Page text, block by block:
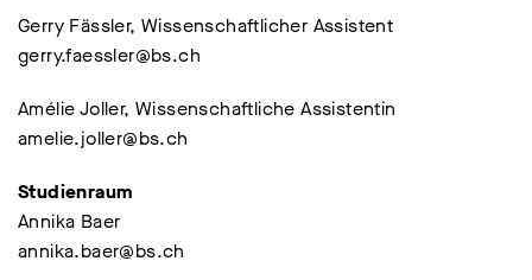
Gerry Fässler, Wissenschaftlicher Assistent
gerry.faessler@bs.ch
Amélie Joller, Wissenschaftliche Assistentin
amelie.joller@bs.ch
Studienraum
Annika Baer
annika.baer@bs.ch